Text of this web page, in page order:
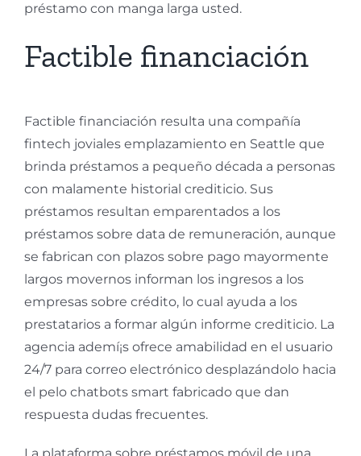
préstamo con manga larga usted.
Factible financiación
Factible financiación resulta una compañía
fintech joviales emplazamiento en Seattle que
brinda préstamos a pequeño década a personas
con malamente historial crediticio. Sus
préstamos resultan emparentados a los
préstamos sobre data de remuneración, aunque
se fabrican con plazos sobre pago mayormente
largos movernos informan los ingresos a los
empresas sobre crédito, lo cual ayuda a los
prestatarios a formar algún informe crediticio. La
agencia ademí¡s ofrece amabilidad en el usuario
24/7 para correo electrónico desplazándolo hacia
el pelo chatbots smart fabricado que dan
respuesta dudas frecuentes.